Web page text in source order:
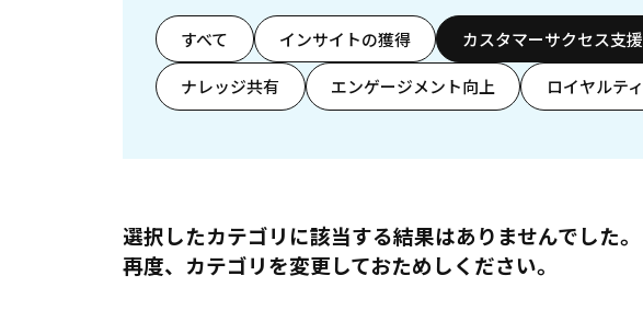
すべて インサイトの獲得 カスタマーサクセス支援
ナレッジ共有 エンゲージメント向上 ロイヤルティ
選択したカテゴリに該当する結果はありませんでした。
再度、カテゴリを変更しておためしください。